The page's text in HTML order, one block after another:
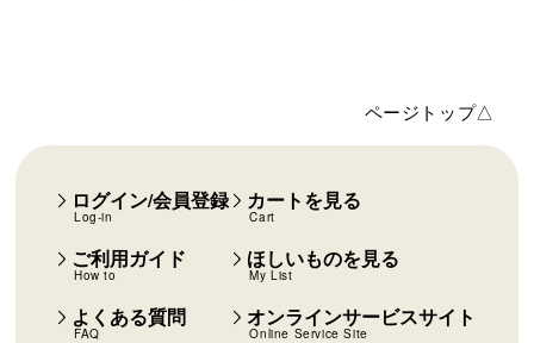
ページトップ△
ログイン/会員登録
Log-in
カートを見る
Cart
ご利用ガイド
How to
ほしいものを見る
My List
よくある質問
FAQ
オンラインサービスサイト
Online Service Site